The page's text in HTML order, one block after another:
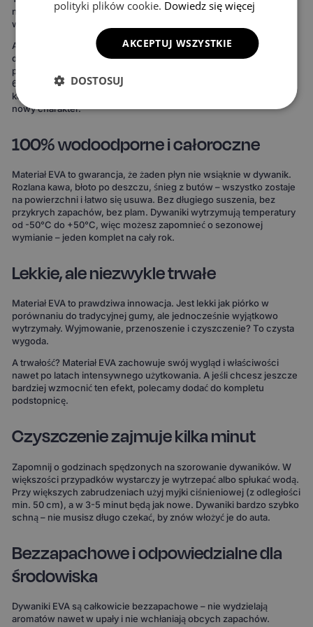
niż w przypadku uniwersalnych mat. Rezultat widać od razu:
wnętrze wygląda bardziej spójnie, elegancko i zadbanie.
Ale to nie wszystko. Możesz też stworzyć dywaniki idealnie
dopasowane do Twojego stylu. Do wyboru masz 15 kolorów
powierzchni, 3 wzory komórek i 20 wariantów obszycia – to ponad
690 kombinacji! Możesz wybrać dywaniki, które idealnie
komponują się z wnętrzem Twojego auta lub nadają mu zupełnie
nowy charakter.
100% wodoodporne i całoroczne
Materiał EVA to gwarancja, że żaden płyn nie wsiąknie w dywanik.
Rozlana kawa, błoto po deszczu, śnieg z butów – wszystko zostaje
na powierzchni i łatwo się usuwa. Bez długiego suszenia, bez
przykrych zapachów, bez plam. Dywaniki wytrzymują temperatury
od -50°C do +50°C, więc możesz zapomnieć o sezonowej
wymianie – jeden komplet na cały rok.
Lekkie, ale niezwykle trwałe
Materiał EVA to prawdziwa innowacja. Jest lekki jak piórko w
porównaniu do tradycyjnej gumy, ale jednocześnie wyjątkowo
wytrzymały. Wyjmowanie, przenoszenie i czyszczenie? To czysta
wygoda.
A trwałość? Materiał EVA zachowuje swój wygląd i właściwości
nawet po latach intensywnego użytkowania. A jeśli chcesz jeszcze
bardziej wzmocnić ten efekt, polecamy dodać do kompletu
podstopnicę.
Czyszczenie zajmuje kilka minut
Zapomnij o godzinach spędzonych na szorowanie dywaników. W
większości przypadków wystarczy je wytrzepać albo spłukać wodą.
Przy większych zabrudzeniach użyj myjki ciśnieniowej (z odległości
min. 50 cm), a w 3-5 minut będą jak nowe. Dywaniki bardzo szybko
schną – nie musisz długo czekać, by znów włożyć je do auta.
Bezzapachowe i odpowiedzialne dla
środowiska
Dywaniki EVA są całkowicie bezzapachowe – nie wydzielają
aromatów nawet w upały i nie wchłaniają obcych zapachów.
polityki plików cookie. Dowiedz się więcej
AKCEPTUJ WSZYSTKIE
DOSTOSUJ